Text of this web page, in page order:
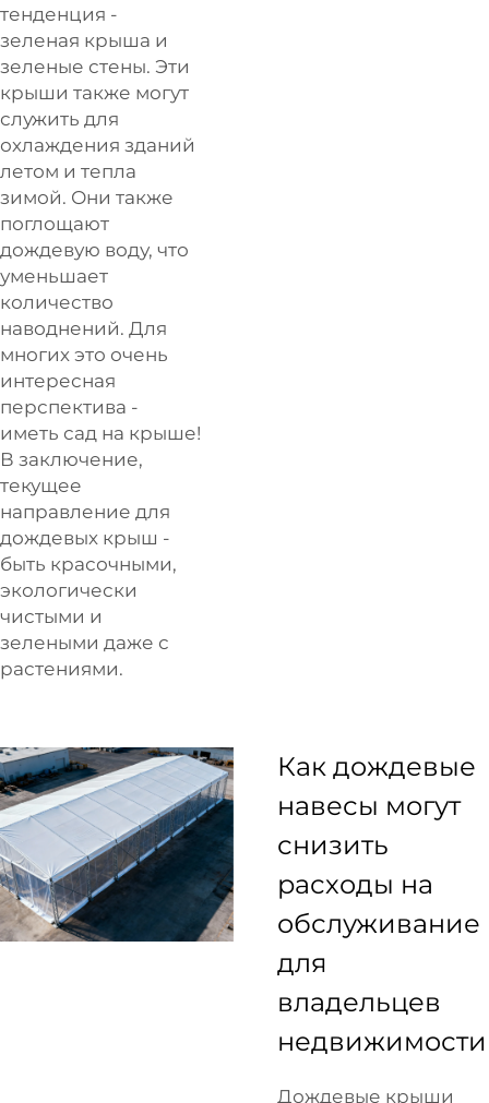
тенденция -
зеленая крыша и
зеленые стены. Эти
крыши также могут
служить для
охлаждения зданий
летом и тепла
зимой. Они также
поглощают
дождевую воду, что
уменьшает
количество
наводнений. Для
многих это очень
интересная
перспектива -
иметь сад на крыше!
В заключение,
текущее
направление для
дождевых крыш -
быть красочными,
экологически
чистыми и
зелеными даже с
растениями.
Как дождевые
навесы могут
снизить
расходы на
обслуживание
для
владельцев
недвижимости
Дождевые крыши